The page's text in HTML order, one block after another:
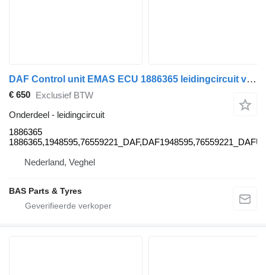
DAF Control unit EMAS ECU 1886365 leidingcircuit voor DAF vrachtwagen
€ 650 Exclusief BTW
Onderdeel - leidingcircuit
1886365
Nederland, Veghel
BAS Parts & Tyres